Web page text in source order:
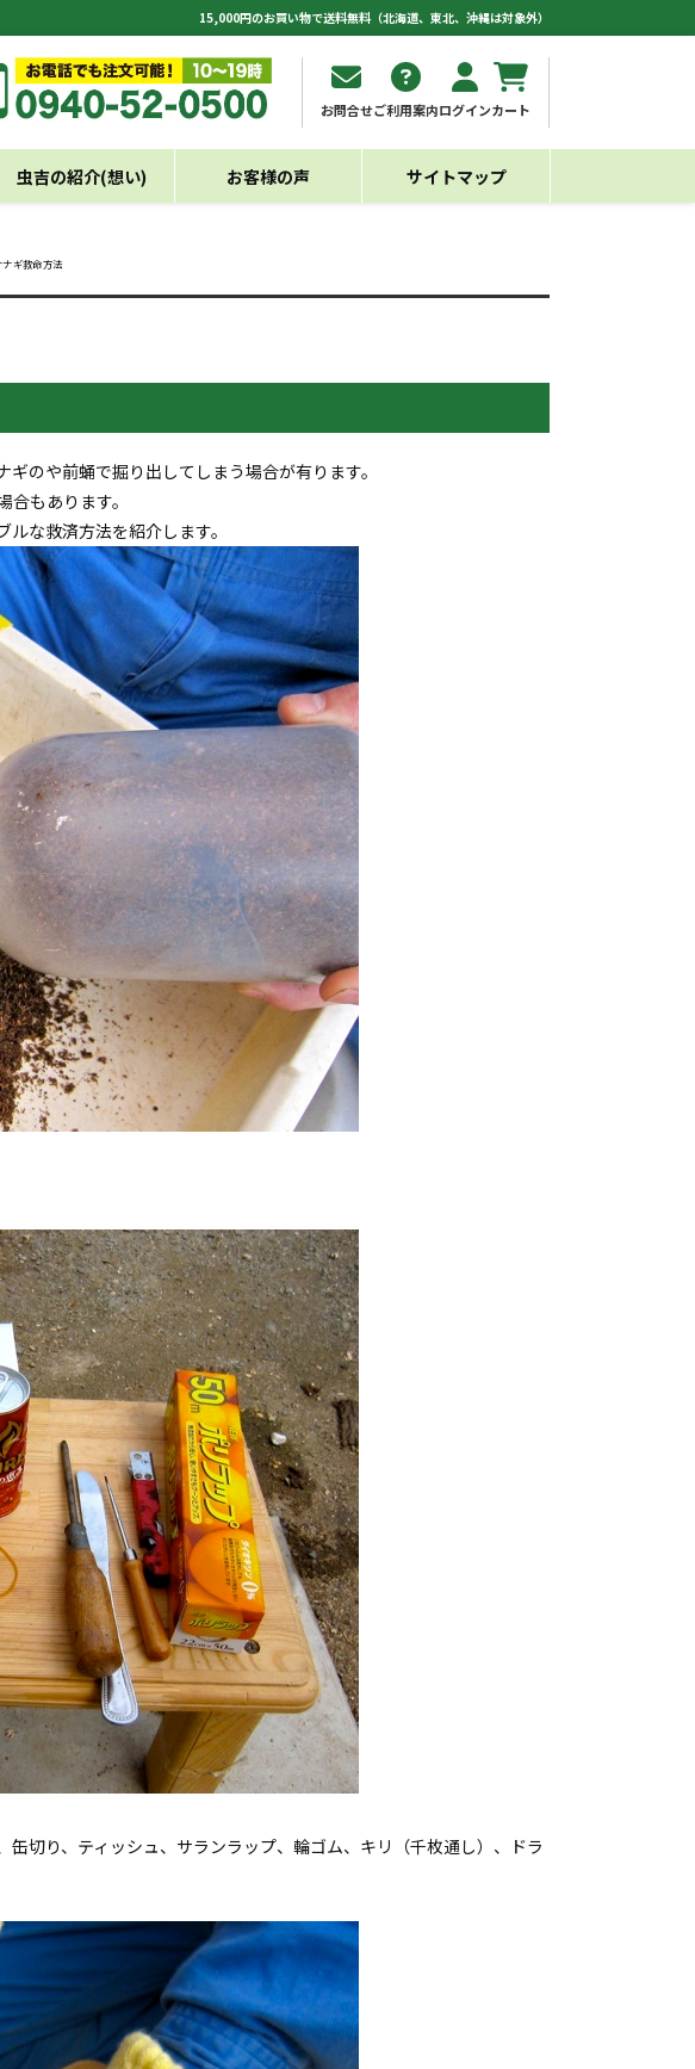
15,000円のお買い物で送料無料（北海道、東北、沖縄は対象外）
お問合せご利用案内ログインカート
虫吉の紹介(想い) お客様の声 サイトマップ
ギ救命方法
のや前蛹で掘り出してしまう場合が有ります。
もあります。
な救済方法を紹介します。
切り、ティッシュ、サランラップ、輪ゴム、キリ（千枚通し）、ドラ